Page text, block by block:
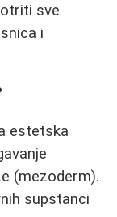
sve
i
estetska
(mezoderm).
supstanci